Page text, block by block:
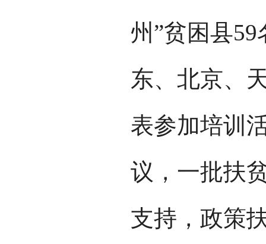
州”贫困县
东、北京、
表参加培训
议，一批扶
支持，政策